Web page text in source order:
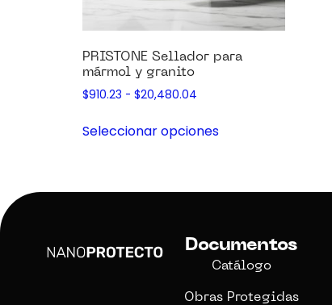
PRISTONE Sellador para
mármol y granito
$910.23 - $20,480.04
Seleccionar opciones
Documentos
Catálogo
Obras Protegidas